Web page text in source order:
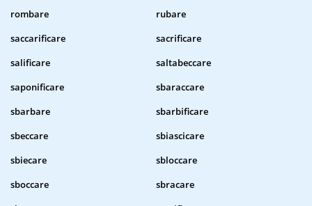
rombare
rubare
saccarificare
sacrificare
salificare
saltabeccare
saponificare
sbaraccare
sbarbare
sbarbificare
sbeccare
sbiascicare
sbiecare
sbloccare
sboccare
sbracare